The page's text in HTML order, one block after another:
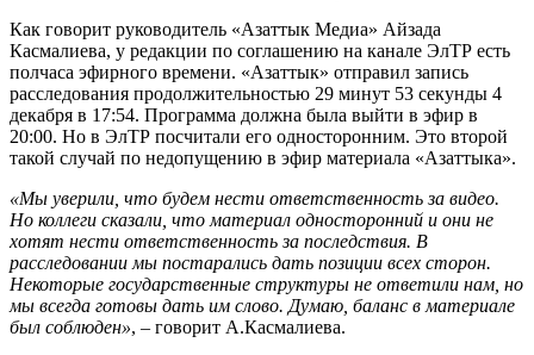
Как говорит руководитель «Азаттык Медиа» Айзада
Касмалиева, у редакции по соглашению на канале ЭлТР есть
полчаса эфирного времени. «Азаттык» отправил запись
расследования продолжительностью 29 минут 53 секунды 4
декабря в 17:54. Программа должна была выйти в эфир в
20:00. Но в ЭлТР посчитали его односторонним. Это второй
такой случай по недопущению в эфир материала «Азаттыка».
«Мы уверили, что будем нести ответственность за видео.
Но коллеги сказали, что материал односторонний и они не
хотят нести ответственность за последствия. В
расследовании мы постарались дать позиции всех сторон.
Некоторые государственные структуры не ответили нам, но
мы всегда готовы дать им слово. Думаю, баланс в материале
был соблюден», – говорит А.Касмалиева.